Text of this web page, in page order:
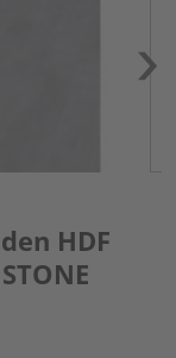
HDF